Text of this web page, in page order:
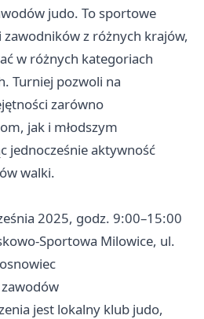
judo. To sportowe
z różnych krajów,
w różnych kategoriach
Turniej pozwoli na
zarówno
jak i młodszym
jednocześnie aktywność
walki.
2025, godz. 9:00–15:00
Sportowa Milowice, ul.
jest lokalny klub judo,